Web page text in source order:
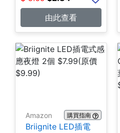
由此查看
Amazon 購買指南
Briignite LED插電